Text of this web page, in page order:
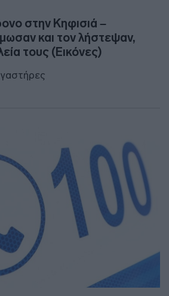
στην Κηφισιά –
και τον λήστεψαν,
τους (Εικόνες)